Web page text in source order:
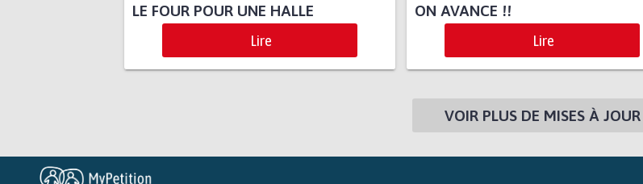
LE FOUR POUR UNE HALLE
Lire
ON AVANCE !!
Lire
VOIR PLUS DE MISES À JOUR